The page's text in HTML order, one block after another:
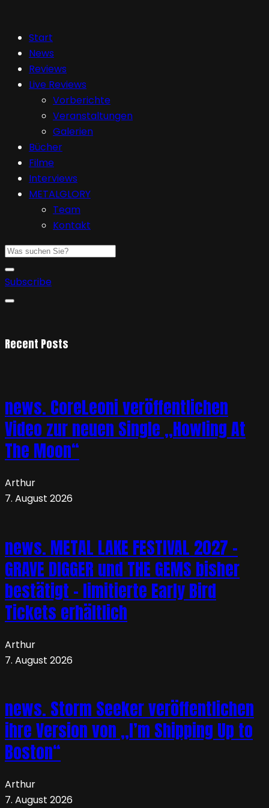
Start
News
Reviews
Live Reviews
Vorberichte
Veranstaltungen
Galerien
Bücher
Filme
Interviews
METALGLORY
Team
Kontakt
Subscribe
Recent Posts
news. CoreLeoni veröffentlichen
Video zur neuen Single „Howling At
The Moon“
Arthur
7. August 2026
news. METAL LAKE FESTIVAL 2027 –
GRAVE DIGGER und THE GEMS bisher
bestätigt – limitierte Early Bird
Tickets erhältlich
Arthur
7. August 2026
news. Storm Seeker veröffentlichen
ihre Version von „I’m Shipping Up to
Boston“
Arthur
7. August 2026